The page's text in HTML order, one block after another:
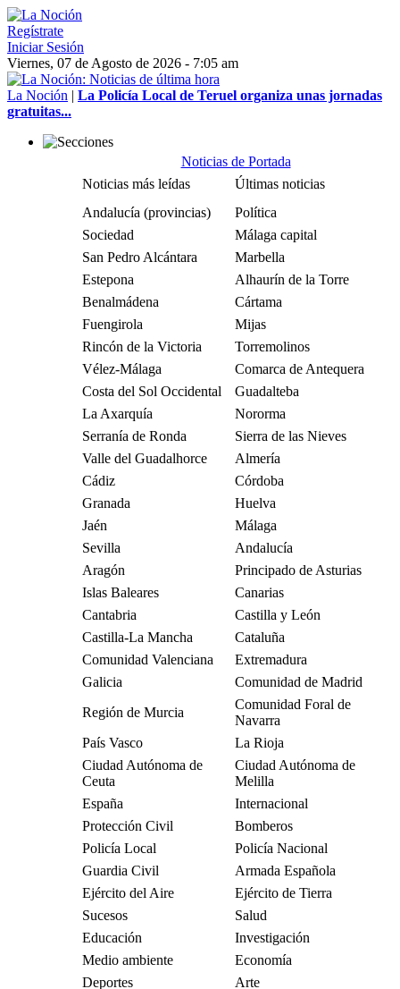
Regístrate
Iniciar Sesión
Viernes, 07 de Agosto de 2026 - 7:05 am
La Noción | La Policía Local de Teruel organiza unas jornadas
gratuitas...
Noticias de Portada
Noticias más leídas
Últimas noticias
Andalucía (provincias)
Política
Sociedad
Málaga capital
San Pedro Alcántara
Marbella
Estepona
Alhaurín de la Torre
Benalmádena
Cártama
Fuengirola
Mijas
Rincón de la Victoria
Torremolinos
Vélez-Málaga
Comarca de Antequera
Costa del Sol Occidental
Guadalteba
La Axarquía
Nororma
Serranía de Ronda
Sierra de las Nieves
Valle del Guadalhorce
Almería
Cádiz
Córdoba
Granada
Huelva
Jaén
Málaga
Sevilla
Andalucía
Aragón
Principado de Asturias
Islas Baleares
Canarias
Cantabria
Castilla y León
Castilla-La Mancha
Cataluña
Comunidad Valenciana
Extremadura
Galicia
Comunidad de Madrid
Región de Murcia
Comunidad Foral de
Navarra
País Vasco
La Rioja
Ciudad Autónoma de
Ceuta
Ciudad Autónoma de
Melilla
España
Internacional
Protección Civil
Bomberos
Policía Local
Policía Nacional
Guardia Civil
Armada Española
Ejército del Aire
Ejército de Tierra
Sucesos
Salud
Educación
Investigación
Medio ambiente
Economía
Deportes
Arte